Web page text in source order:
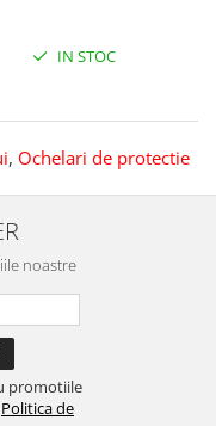
IN STOC
, Ochelari de protectie
noastre
promotiile
Politica de